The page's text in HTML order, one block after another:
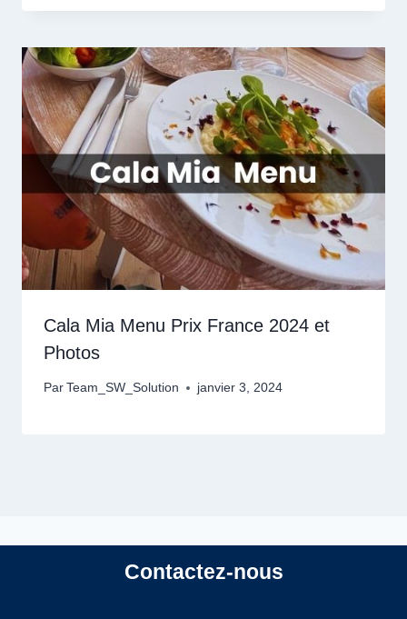
Cala Mia Menu Prix France 2024 et
Photos
Par Team_SW_Solution janvier 3, 2024
Contactez-nous